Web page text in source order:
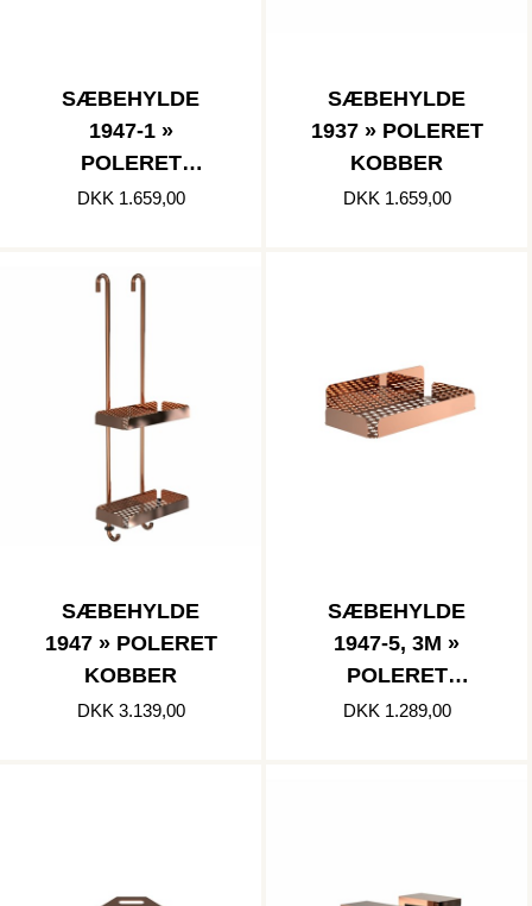
SÆBEHYLDE
1947-1 »
POLERET
KOBBER
DKK 1.659,00
SÆBEHYLDE
1937 » POLERET
KOBBER
DKK 1.659,00
SÆBEHYLDE
1947 » POLERET
KOBBER
DKK 3.139,00
SÆBEHYLDE
1947-5, 3M »
POLERET
KOBBER
DKK 1.289,00